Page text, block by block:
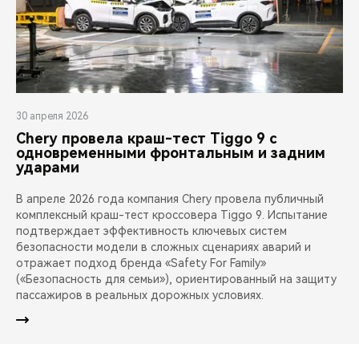
30 апреля 2026
Chery провела краш-тест Tiggo 9 с
одновременными фронтальным и задним
ударами
В апреле 2026 года компания Chery провела публичный
комплексный краш-тест кроссовера Tiggo 9. Испытание
подтверждает эффективность ключевых систем
безопасности модели в сложных сценариях аварий и
отражает подход бренда «Safety For Family»
(«Безопасность для семьи»), ориентированный на защиту
пассажиров в реальных дорожных условиях.